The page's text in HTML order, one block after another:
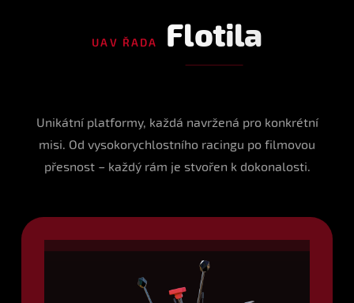
UAV ŘADA Flotila
Unikátní platformy, každá navržená pro konkrétní
misi. Od vysokorychlostního racingu po filmovou
přesnost – každý rám je stvořen k dokonalosti.